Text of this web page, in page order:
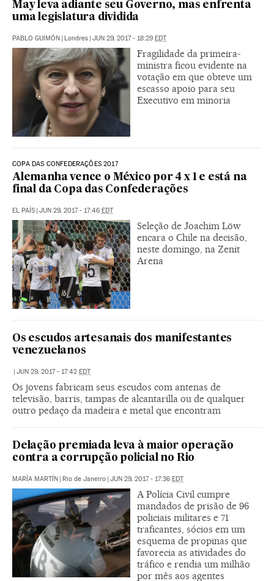
May leva adiante seu Governo, mas enfrenta
uma legislatura dividida
PABLO GUIMÓN | Londres | JUN 29, 2017 - 18:29 EDT
Fragilidade da primeira-
ministra ficou evidente na
votação em que obteve um
escasso apoio para seu
Executivo em minoria
COPA DAS CONFEDERAÇÕES 2017
Alemanha vence o México por 4 x 1 e está na
final da Copa das Confederações
EL PAÍS | JUN 29, 2017 - 17:46 EDT
Seleção de Joachim Löw
encara o Chile na decisão,
neste domingo, na Zenit
Arena
Os escudos artesanais dos manifestantes
venezuelanos
| JUN 29, 2017 - 17:42 EDT
Os jovens fabricam seus escudos com antenas de
televisão, barris, tampas de alcantarilla ou de qualquer
outro pedaço da madeira e metal que encontram
Delação premiada leva à maior operação
contra a corrupção policial no Rio
MARÍA MARTÍN | Rio de Janeiro | JUN 29, 2017 - 17:36 EDT
A Polícia Civil cumpre
mandados de prisão de 96
policiais militares e 71
traficantes, sócios em um
esquema de propinas que
favorecia as atividades do
tráfico e rendia um milhão
por mês aos agentes